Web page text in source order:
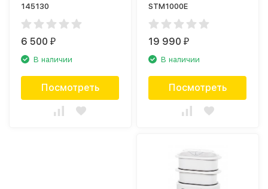
145130
6 500₽
В наличии
Посмотреть
STM1000E
19 990₽
В наличии
Посмотреть